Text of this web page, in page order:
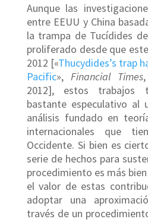
Aunque las
entre EEUU y China
la trampa de Tucídides
proliferado desde que
2012 [«Thucydides’s trap
Pacific», Financial Times
2012], estos trabajos
bastante especulativo al
análisis fundado en
internacionales que
Occidente. Si bien es
serie de hechos para
procedimiento es más
el valor de estas
adoptar una
través de un